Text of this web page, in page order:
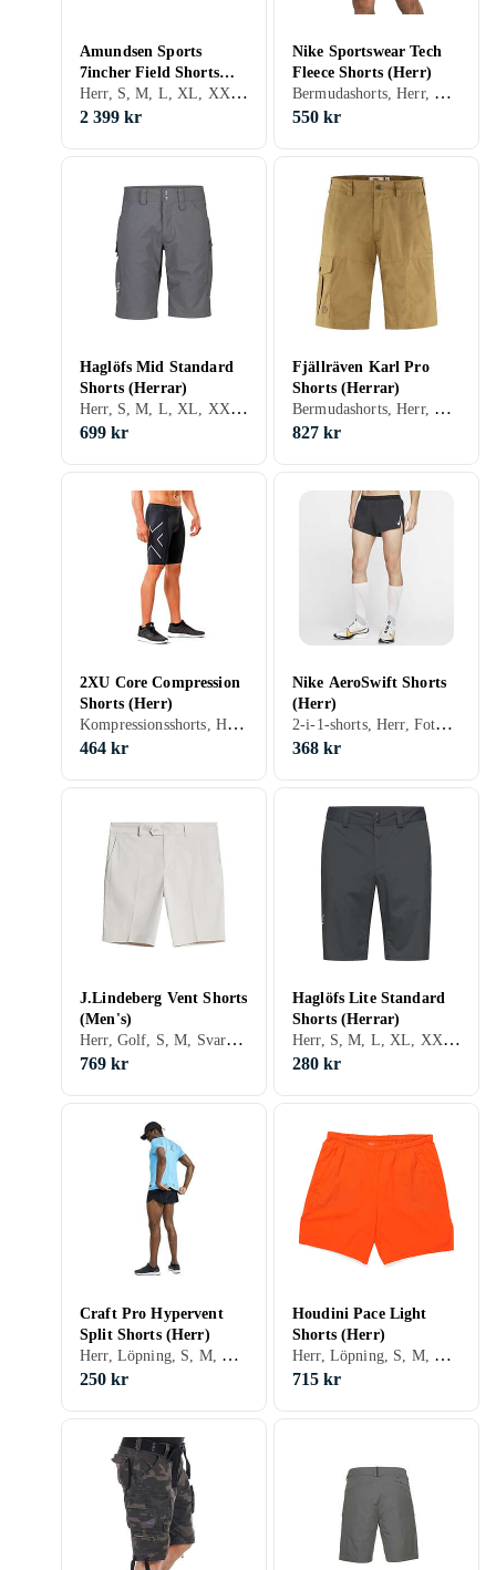
Amundsen Sports
7incher Field Shorts
(Herr)
Herr, S, M, L, XL, XXL, Vit, Brun, Blå, Röd, Gul, Grön, Khaki
2 399 kr
Nike Sportswear Tech
Fleece Shorts (Herr)
Bermudashorts, Herr, Träning & Fitness, S, M, L, XL, XXL, XS, Svart, Grå, Brun, Blå, Röd, Grön, Beige, Lila, Khaki
550 kr
Haglöfs Mid Standard
Shorts (Herrar)
Herr, S, M, L, XL, XXL, XS, Svart, Grå, Brun, Blå, Guld, Grön, Beige
699 kr
Fjällräven Karl Pro
Shorts (Herrar)
Bermudashorts, Herr, Vandring / Outdoor, S, M, L, XL, Svart, Grå, Brun, Blå, Grön, Beige
827 kr
2XU Core Compression
Shorts (Herr)
Kompressionsshorts, Herr, Löpning, Träning & Fitness, S, M, L, XL, XXL, XS, XXS, XXXL (3XL), Svart, Vit, Silver, Beige
464 kr
Nike AeroSwift Shorts
(Herr)
2-i-1-shorts, Herr, Fotboll, Golf, Löpning, Träning & Fitness, S, M, L, XL, XXL, XS, Svart, Vit, Silver, Grå, Brun, Blå, Röd, Gul, Orange, Grön, Beige, Rosa, Lila
368 kr
J.Lindeberg Vent Shorts
(Men's)
Herr, Golf, S, M, Svart, Vit, Blå, Grön, Rosa
769 kr
Haglöfs Lite Standard
Shorts (Herrar)
Herr, S, M, L, XL, XXL, XS, XXS, Svart, Grå, Brun, Blå, Gul, Grön, Beige
280 kr
Craft Pro Hypervent
Split Shorts (Herr)
Herr, Löpning, S, M, L, XL, XXL, XS, Svart, Blå, Beige, Rosa
250 kr
Houdini Pace Light
Shorts (Herr)
Herr, Löpning, S, M, L, XL, XXL, XS, Svart, Grå, Blå, Orange, Grön, Beige
715 kr